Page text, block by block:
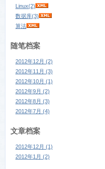
Linux(2)
数据库(3)
算法
随笔档案
2012年12月 (2)
2012年11月 (3)
2012年10月 (1)
2012年9月 (2)
2012年8月 (3)
2012年7月 (4)
文章档案
2012年12月 (1)
2012年1月 (2)